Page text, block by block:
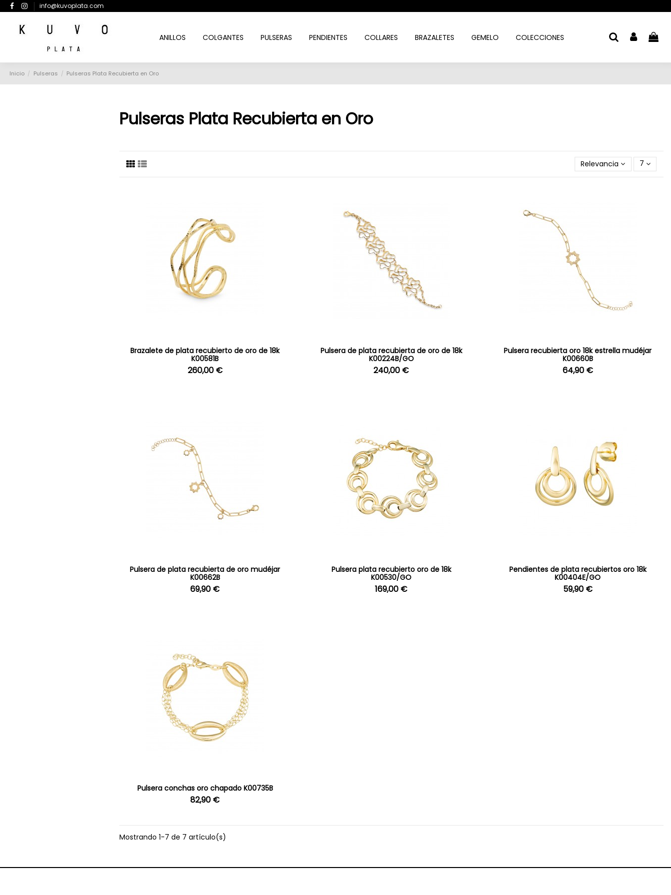
info@kuvoplata.com
ANILLOS COLGANTES PULSERAS PENDIENTES COLLARES BRAZALETES GEMELO COLECCIONES
Inicio Pulseras Pulseras Plata Recubierta en Oro
Pulseras Plata Recubierta en Oro
Relevancia 7
Brazalete de plata recubierto de oro de 18k
K00581B
260,00 €
Pulsera de plata recubierta de oro de 18k
K00224B/GO
240,00 €
Pulsera recubierta oro 18k estrella mudéjar
K00660B
64,90 €
Pulsera de plata recubierta de oro mudéjar
K00662B
69,90 €
Pulsera plata recubierto oro de 18k
K00530/GO
169,00 €
Pendientes de plata recubiertos oro 18k
K00404E/GO
59,90 €
Pulsera conchas oro chapado K00735B
82,90 €
Mostrando 1-7 de 7 artículo(s)